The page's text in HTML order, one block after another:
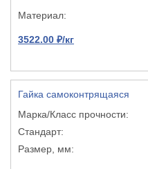
3522.00 ₽/кг
Гайка самоконтрящаяся